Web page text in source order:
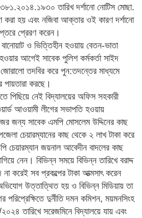
তারিখ দর্শানো নোটিস মোছা.
করা হয় এবং নজিবা আক্তার ওই কারণ দর্শানো
প্রেরণ করেন।
বানোয়াট ও ভিত্তিহীন হওয়ায় বেতন-ভাতা
আগেই সাবেক পুলিশ কর্মকর্তা সাইদ
তদবির করে পুন:তদন্তের মাধ্যমে
পায়তারা করছে।
পিছিয়ে নেই বিদ্যালয়ের অফিস সহকারী
আওয়ামী লীগের সভাপতি হওয়ায়
জন্য সাবেক এমপি মোসলেম উদ্দিনের কাছ
চেয়ারম্যানের কাছ থেকে ২ লাখ টাকা করে
চেয়ারম্যান জয়নাল আবেদীন বাদলের কাছ
নেন। বিভিন্ন সময়ে বিভিন্ন তারিখে বরাদ্দ
করেই সব প্রকল্পের টাকা আত্মসাৎ করেন
উত্তাত্থিত হয় ও বিভিন্ন মিডিয়ায় তা
দুর্নীতি দমন কমিশন, ময়মনসিংহ
তারিখে সরেজমিনে বিদ্যালয়ে যায় এবং